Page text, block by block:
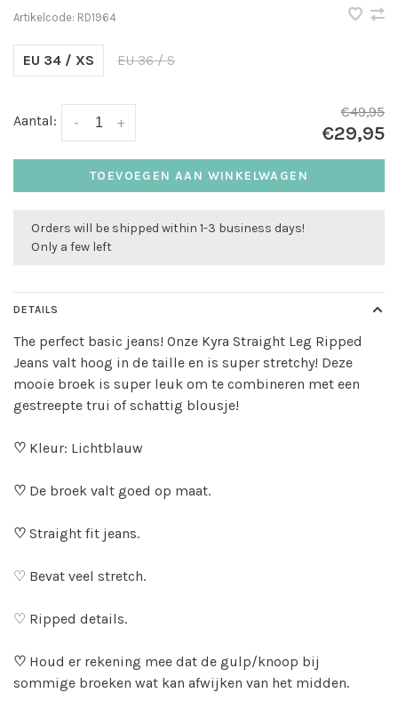
Artikelcode: RD1964
EU 34 / XS EU 36 / S
Aantal: +
-
€49,95
€29,95
TOEVOEGEN AAN WINKELWAGEN
Orders will be shipped within 1-3 business days!
Only a few left
DETAILS
The perfect basic jeans! Onze Kyra Straight Leg Ripped
Jeans valt hoog in de taille en is super stretchy! Deze
mooie broek is super leuk om te combineren met een
gestreepte trui of schattig blousje!
♡ Kleur: Lichtblauw
♡ De broek valt goed op maat.
♡ Straight fit jeans.
♡ Bevat veel stretch.
♡ Ripped details.
♡ Houd er rekening mee dat de gulp/knoop bij
sommige broeken wat kan afwijken van het midden.